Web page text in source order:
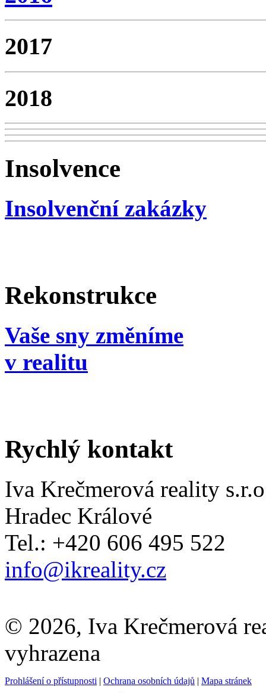
2017
2018
Insolvence
Insolvenční zakázky
Rekonstrukce
Vaše sny změníme
v realitu
Rychlý kontakt
Iva Krečmerová reality
Hradec Králové
Tel.: +420 606 495 522
info@ikreality.cz
© 2026, Iva Krečmerová
vyhrazena
Prohlášení o přístupnosti | Ochrana osobních údajů | Mapa stránek